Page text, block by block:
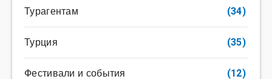
Турагентам (34)
Турция (35)
Фестивали и события (12)